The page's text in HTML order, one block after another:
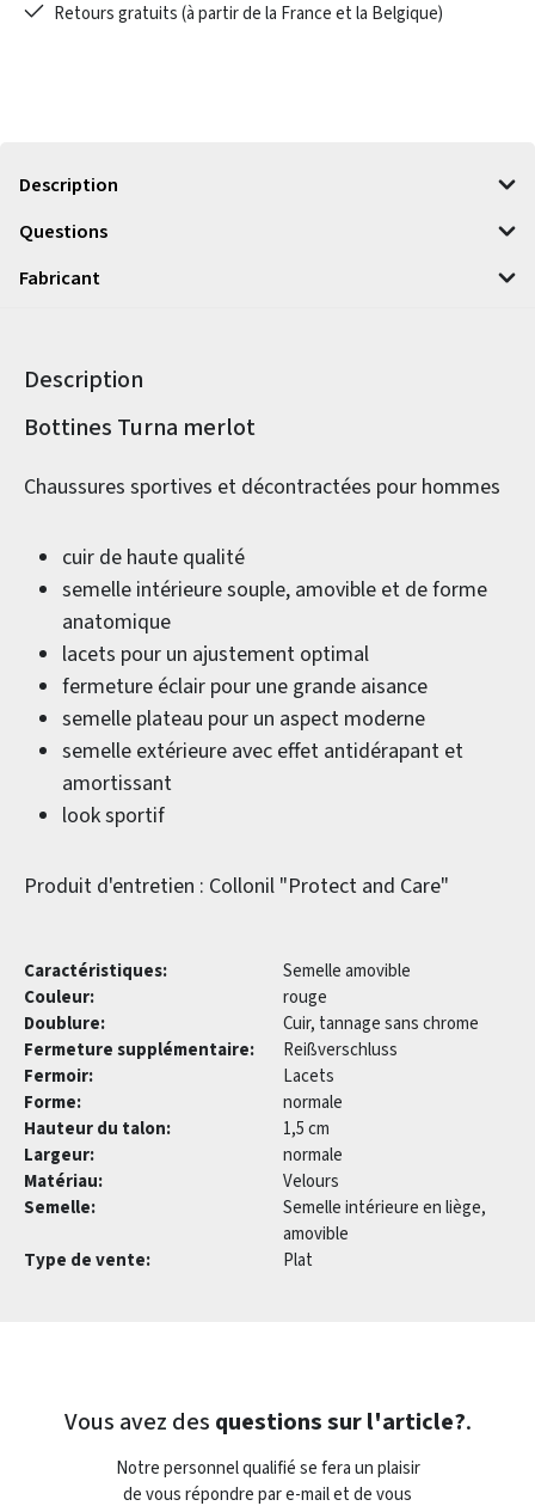
Retours gratuits (à partir de la France et la Belgique)
Description
Questions
Fabricant
Description
Informations sur le produit
Bottines Turna merlot
Chaussures sportives et décontractées pour hommes
cuir de haute qualité
semelle intérieure souple, amovible et de forme
anatomique
lacets pour un ajustement optimal
fermeture éclair pour une grande aisance
semelle plateau pour un aspect moderne
semelle extérieure avec effet antidérapant et
amortissant
look sportif
Produit d'entretien : Collonil "Protect and Care"
Caractéristiques:
Semelle amovible
Couleur:
rouge
Doublure:
Cuir, tannage sans chrome
Fermeture supplémentaire:
Reißverschluss
Fermoir:
Lacets
Forme:
normale
Hauteur du talon:
1,5 cm
Largeur:
normale
Matériau:
Velours
Semelle:
Semelle intérieure en liège,
amovible
Type de vente:
Plat
Vous avez des questions sur l'article?.
Notre personnel qualifié se fera un plaisir
de vous répondre par e-mail et de vous